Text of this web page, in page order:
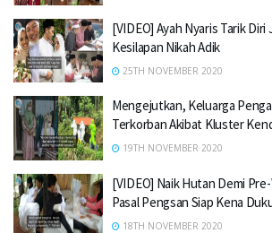
[VIDEO] Ayah Nyaris Tarik Diri
Kesilapan Nikah Adik
25TH NOVEMBER 2020
Mengejutkan, Keluarga
Terkorban Akibat Kluster
19TH NOVEMBER 2020
[VIDEO] Naik Hutan Demi
Pasal Pengsan Siap Kena
18TH NOVEMBER 2020